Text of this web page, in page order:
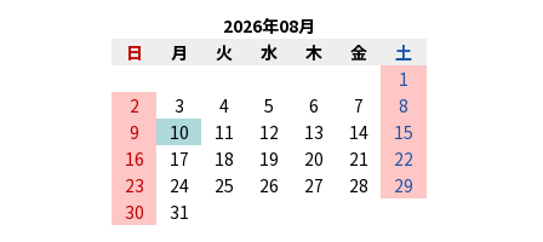
2026年08月
日
月 火 水 木 金
土
1
2
3 4 5 6 7
8
9
10 11 12 13 14
15
16
17 18 19 20 21
22
23
24 25 26 27 28
29
30
31